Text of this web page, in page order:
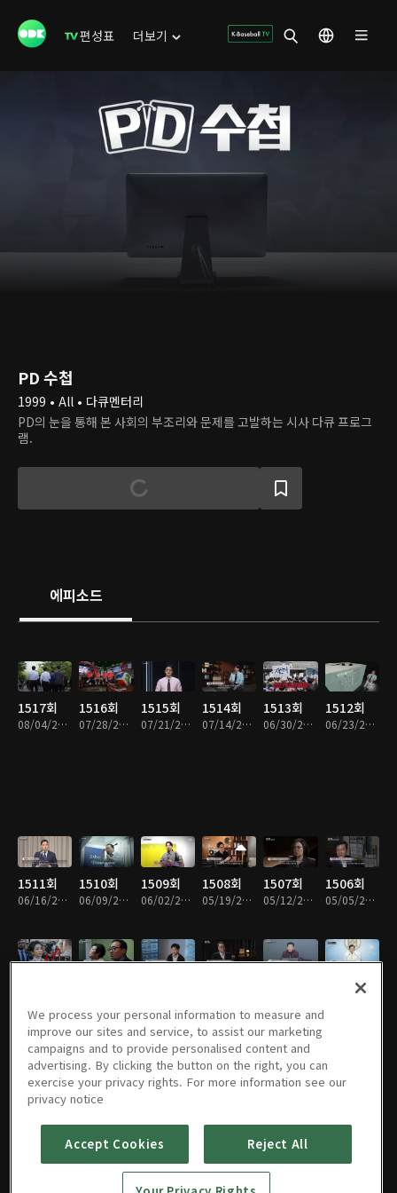
편성표 더보기
PD 수첩
1999 • All • 다큐멘터리
PD의 눈을 통해 본 사회의 부조리와 문제를 고발하는 시사 다큐 프로그
램.
에피소드
1517회
08/04/2026 • 47분
1516회
07/28/2026 • 47분
1515회
07/21/2026 • 48분
1514회
07/14/2026 • 47분
1513회
06/30/2026 • 47분
1512회
06/23/2026 • 48분
1511회
06/16/2026 • 46분
1510회
06/09/2026 • 47분
1509회
06/02/2026 • 52분
1508회
05/19/2026 • 47분
1507회
05/12/2026 • 47분
1506회
05/05/2026 • 47분
1500회
1499회
03/17/2026 • 50분
1498회 1497회 1496회 1495회 1494회
We process your personal information to measure and
improve our sites and service, to assist our marketing
campaigns and to provide personalised content and
advertising. By clicking the button on the right, you can
exercise your privacy rights. For more information see our
privacy notice
Accept Cookies Reject All